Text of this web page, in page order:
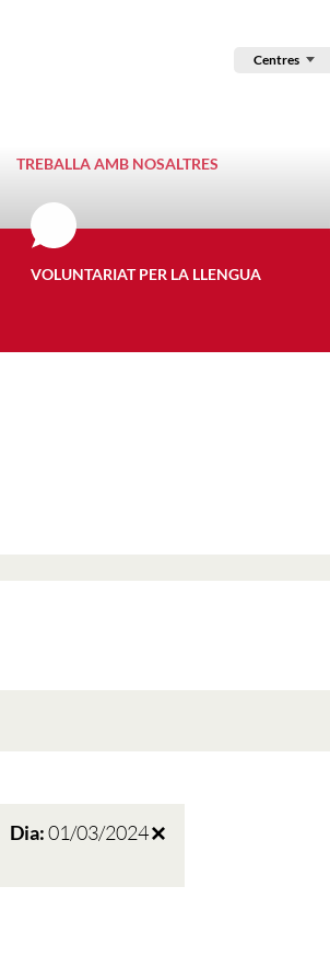
Centres
TREBALLA AMB NOSALTRES
VOLUNTARIAT PER LA LLENGUA
Dia:01/03/2024